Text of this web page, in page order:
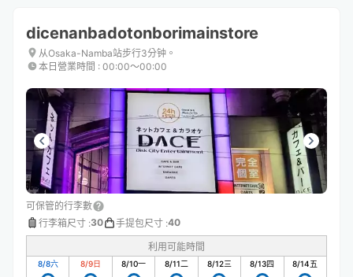
dicenanbadotonborimainstore
从Osaka-Namba站步行3分钟。
本日營業時間 : 00:00〜00:00
可保管的行李數
行李箱尺寸 :30 手提包尺寸 :40
利用可能時間
8/8六 8/9日 8/10一 8/11二 8/12三 8/13四 8/14五